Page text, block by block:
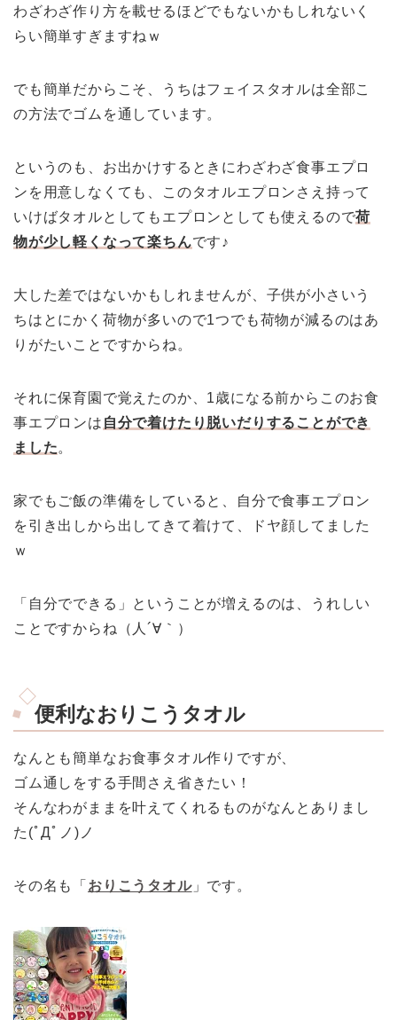
わざわざ作り方を載せるほどでもないかもしれないく
らい簡単すぎますねｗ
でも簡単だからこそ、うちはフェイスタオルは全部こ
の方法でゴムを通しています。
というのも、お出かけするときにわざわざ食事エプロ
ンを用意しなくても、このタオルエプロンさえ持って
いけばタオルとしてもエプロンとしても使えるので荷
物が少し軽くなって楽ちんです♪
大した差ではないかもしれませんが、子供が小さいう
ちはとにかく荷物が多いので1つでも荷物が減るのはあ
りがたいことですからね。
それに保育園で覚えたのか、1歳になる前からこのお食
事エプロンは 自分で着けたり脱いだりすることができ
ました。
家でもご飯の準備をしていると、自分で食事エプロン
を引き出しから出してきて着けて、ドヤ顔してました
ｗ
「自分でできる」ということが増えるのは、うれしい
ことですからね（人´∀｀）
便利なおりこうタオル
なんとも簡単なお食事タオル作りですが、
ゴム通しをする手間さえ省きたい！
そんなわがままを叶えてくれるものがなんとありまし
た(ﾟДﾟノ)ノ
その名も「 おりこうタオル」です。